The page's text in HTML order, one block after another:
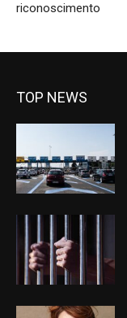
riconoscimento
TOP NEWS